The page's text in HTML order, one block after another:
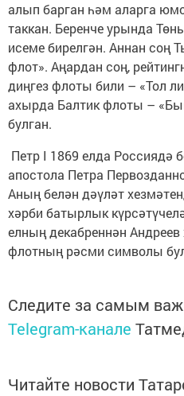
алып барган һәм аларга
таккан. Беренче урында
исеме бирелгән. Аннан соң
флот». Аңардан соң,
диңгез флоты били – «Тол
ахырда Балтик флоты –
булган.
Петр I 1869 елда Россиядә
апостола Петра
Аның белән дәүләт
хәрби батырлык
елның декабреннән
флотның рәсми символы
Следите за самым
Telegram-канале
Читайте новости